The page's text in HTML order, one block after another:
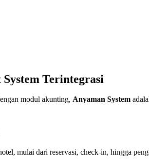
Terintegrasi
modul akunting, Anyaman System
mulai dari reservasi, check-in, hingga